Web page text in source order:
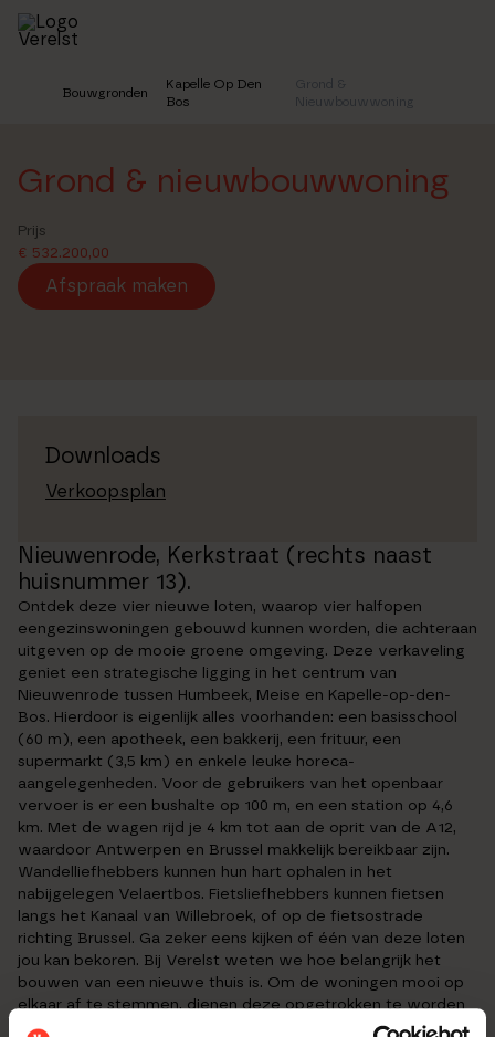
to
main
HomeBouwgronden
Kapelle Op Den
Bos
Grond &
Nieuwbouwwoning
Grond & nieuwbouwwoning
Prijs
€ 532.200,00
Afspraak maken
Nieuwenrode, Kerkstraat (rechts naast
huisnummer 13).
Ontdek deze vier nieuwe loten, waarop vier halfopen
eengezinswoningen gebouwd kunnen worden, die achteraan
uitgeven op de mooie groene omgeving. Deze verkaveling
geniet een strategische ligging in het centrum van
Nieuwenrode tussen Humbeek, Meise en Kapelle-op-den-
Bos. Hierdoor is eigenlijk alles voorhanden: een basisschool
(60 m), een apotheek, een bakkerij, een frituur, een
supermarkt (3,5 km) en enkele leuke horeca-
aangelegenheden. Voor de gebruikers van het openbaar
vervoer is er een bushalte op 100 m, en een station op 4,6
km. Met de wagen rijd je 4 km tot aan de oprit van de A12,
waardoor Antwerpen en Brussel makkelijk bereikbaar zijn.
Wandelliefhebbers kunnen hun hart ophalen in het
nabijgelegen Velaertbos. Fietsliefhebbers kunnen fietsen
langs het Kanaal van Willebroek, of op de fietsostrade
richting Brussel. Ga zeker eens kijken of één van deze loten
jou kan bekoren. Bij Verelst weten we hoe belangrijk het
bouwen van een nieuwe thuis is. Om de woningen mooi op
elkaar af te stemmen, dienen deze opgetrokken te worden
in een rode recuperatiesteen. Jij beslist uiteraard wel hoe de
Downloads
Verkoopsplan